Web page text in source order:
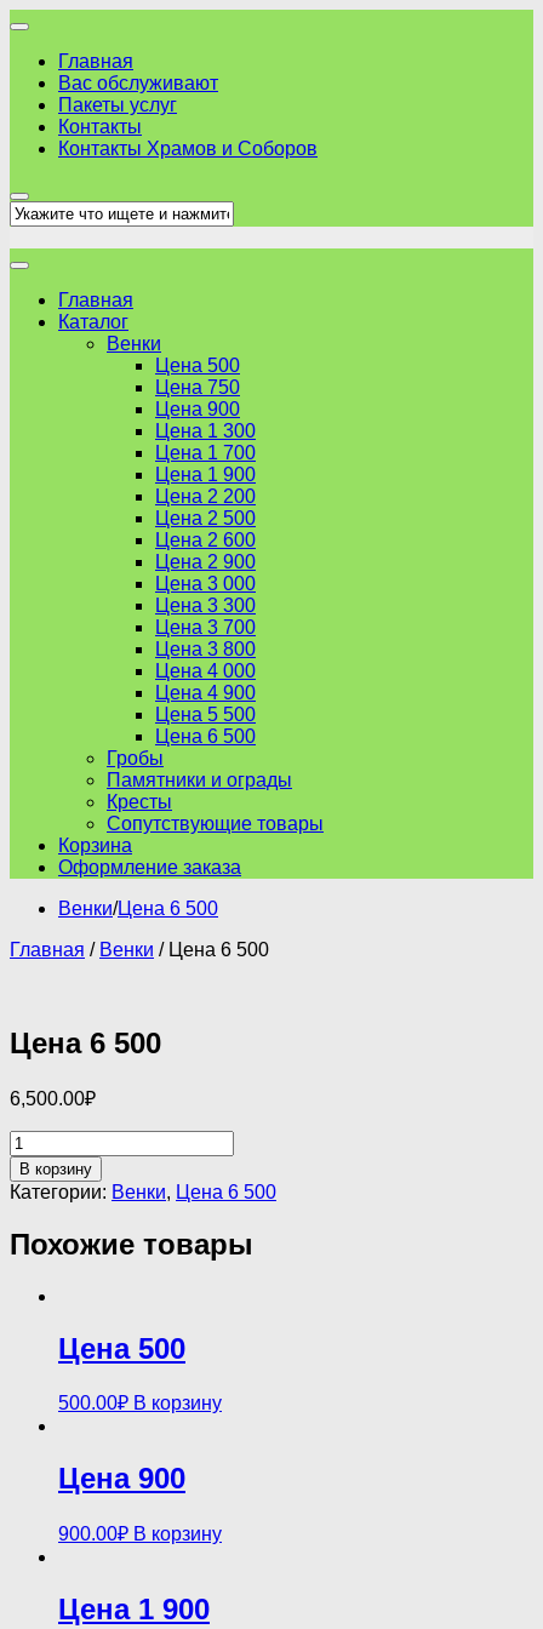
Skip
contentГлавная
Вас обслуживают
Пакеты услуг
Контакты
Контакты Храмов и Соборов
Главная
Каталог
Венки
Цена 500
Цена 750
Цена 900
Цена 1 300
Цена 1 700
Цена 1 900
Цена 2 200
Цена 2 500
Цена 2 600
Цена 2 900
Цена 3 000
Цена 3 300
Цена 3 700
Цена 3 800
Цена 4 000
Цена 4 900
Цена 5 500
Цена 6 500
Гробы
Памятники и ограды
Кресты
Сопутствующие товары
Корзина
Оформление заказа
Венки/Цена 6 500
Главная / Венки / Цена 6 500
Цена 6 500
6,500.00₽
Количество
товара
Цена
6
В корзину
Категории: Венки, Цена 6 500
Похожие товары
Цена 500
500.00₽ В корзину
Цена 900
900.00₽ В корзину
Цена 1 900